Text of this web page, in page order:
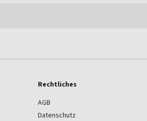
Rechtliches
AGB
Datenschutz